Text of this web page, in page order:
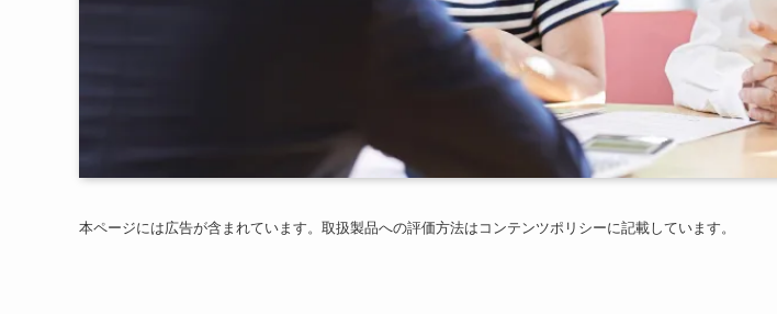
本ページには広告が含まれています。取扱製品への評価方法はコンテンツポリシーに記載しています。